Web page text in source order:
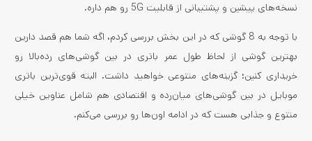
نسخه‌های پیشین و پشتیبانی از قابلیت 5G رو هم داره.
با توجه به 8 گوشی که در این بخش بررسی کردم، اگه شما هم قصد دارین
بهترین گوشی از لحاظ طول عمر باتری در بین گوشی‌های رده‌بالا رو
خریداری کنین؛ گزینه‌های متنوعی خواهید داشت. البته قوی‌ترین باتری
موبایل در بین گوشی‌های میان‌رده و اقتصادی هم شامل عناوین خیلی
متنوع و جذابی هست که در ادامه اون‌ها رو بررسی می‌کنم.